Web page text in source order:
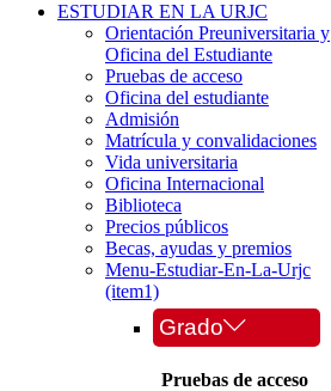
ESTUDIAR EN LA URJC
Orientación Preuniversitaria y
Oficina del Estudiante
Pruebas de acceso
Oficina del estudiante
Admisión
Matrícula y convalidaciones
Vida universitaria
Oficina Internacional
Biblioteca
Precios públicos
Becas, ayudas y premios
Menu-Estudiar-En-La-Urjc
(item1)
Grado
Pruebas de acceso